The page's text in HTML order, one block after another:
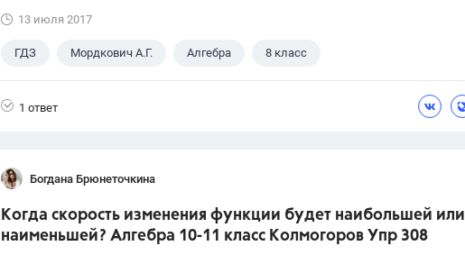
13 июля 2017
ГДЗ Мордкович А.Г. Алгебра 8 класс
1 ответ
Богдана Брюнеточкина
Когда скорость изменения функции будет наибольшей или
наименьшей? Алгебра 10-11 класс Колмогоров Упр 308